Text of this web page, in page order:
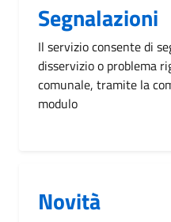
Segnalazioni
Il servizio consente di
disservizio o problema
comunale, tramite la
modulo
Novità